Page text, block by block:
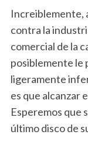
Increiblemente,
contra la
comercial de la
posiblemente le
ligeramente
es que alcanzar
Esperemos que
último disco de